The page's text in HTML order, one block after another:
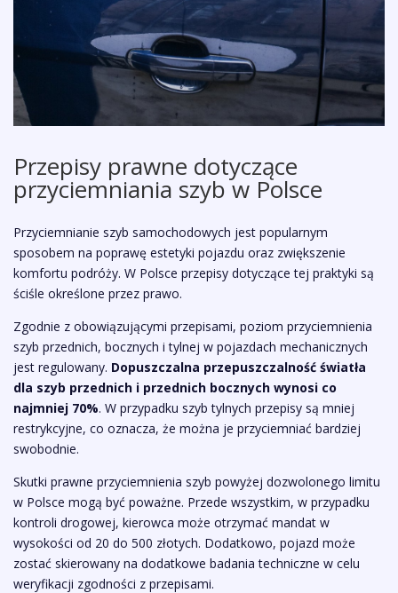
Przepisy prawne dotyczące
przyciemniania szyb w Polsce
Przyciemnianie szyb samochodowych jest popularnym
sposobem na poprawę estetyki pojazdu oraz zwiększenie
komfortu podróży. W Polsce przepisy dotyczące tej praktyki są
ściśle określone przez prawo.
Zgodnie z obowiązującymi przepisami, poziom przyciemnienia
szyb przednich, bocznych i tylnej w pojazdach mechanicznych
jest regulowany. Dopuszczalna przepuszczalność światła
dla szyb przednich i przednich bocznych wynosi co
najmniej 70%. W przypadku szyb tylnych przepisy są mniej
restrykcyjne, co oznacza, że można je przyciemniać bardziej
swobodnie.
Skutki prawne przyciemnienia szyb powyżej dozwolonego limitu
w Polsce mogą być poważne. Przede wszystkim, w przypadku
kontroli drogowej, kierowca może otrzymać mandat w
wysokości od 20 do 500 złotych. Dodatkowo, pojazd może
zostać skierowany na dodatkowe badania techniczne w celu
weryfikacji zgodności z przepisami.